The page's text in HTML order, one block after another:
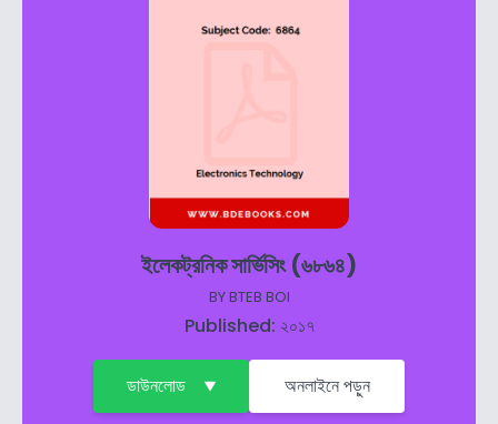
ইলেকট্রনিক সার্ভিসিং (৬৮৬৪)
BYBTEB BOI
Published: ২০১৭
ডাউনলোড অনলাইনে পড়ুন